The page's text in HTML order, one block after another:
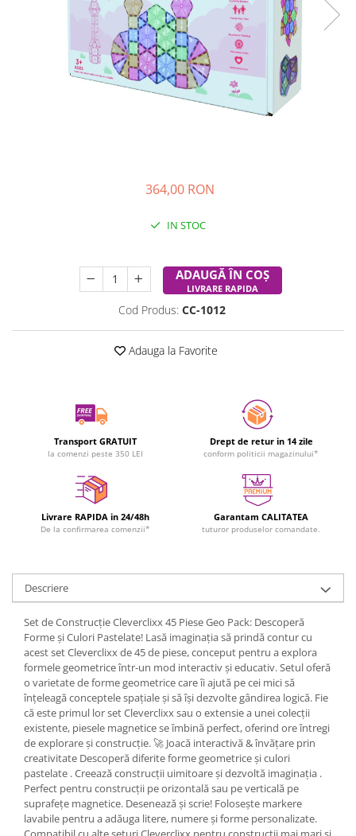
Jucarii Senzoriale
Teatru de papusi
Tempera și acuarele
364,00 RON
IN STOC
ADAUGĂ ÎN COȘ
LIVRARE RAPIDA
Cod Produs: CC-1012
Adauga la Favorite
Transport GRATUIT
la comenzi peste 350 LEI
Drept de retur in 14 zile
conform politicii magazinului*
Livrare RAPIDA in 24/48h
De la confirmarea comenzii*
Garantam CALITATEA
tuturor produselor comandate.
Descriere
Set de Construcție Cleverclixx 45 Piese Geo Pack: Descoperă
Forme și Culori Pastelate! Lasă imaginația să prindă contur cu
acest set Cleverclixx de 45 de piese, conceput pentru a explora
formele geometrice într-un mod interactiv și educativ. Setul oferă
o varietate de forme geometrice care îi ajută pe cei mici să
înțeleagă conceptele spațiale și să își dezvolte gândirea logică. Fie
că este primul lor set Cleverclixx sau o extensie a unei colecții
existente, piesele magnetice se îmbină perfect, oferind ore întregi
de explorare și construcție. 🚀 Joacă interactivă & învățare prin
creativitate Descoperă diferite forme geometrice și culori
pastelate . Creează construcții uimitoare și dezvoltă imaginația .
Perfect pentru construcții pe orizontală sau pe verticală pe
suprafețe magnetice. Desenează și scrie! Folosește markere
lavabile pentru a adăuga litere, numere și forme personalizate.